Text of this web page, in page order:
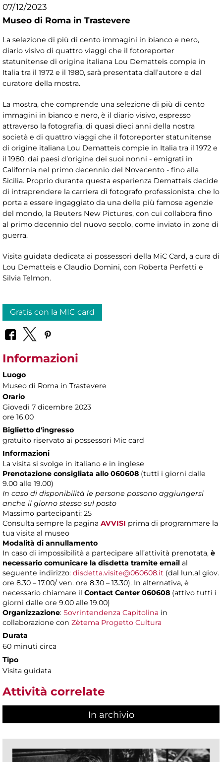
07/12/2023
Museo di Roma in Trastevere
La selezione di più di cento immagini in bianco e nero,
diario visivo di quattro viaggi che il fotoreporter
statunitense di origine italiana Lou Dematteis compie in
Italia tra il 1972 e il 1980, sarà presentata dall’autore e dal
curatore della mostra.
La mostra, che comprende una selezione di più di cento
immagini in bianco e nero, è il diario visivo, espresso
attraverso la fotografia, di quasi dieci anni della nostra
società e di quattro viaggi che il fotoreporter statunitense
di origine italiana Lou Dematteis compie in Italia tra il 1972 e
il 1980, dai paesi d’origine dei suoi nonni - emigrati in
California nel primo decennio del Novecento - fino alla
Sicilia. Proprio durante questa esperienza Dematteis decide
di intraprendere la carriera di fotografo professionista, che lo
porta a essere ingaggiato da una delle più famose agenzie
del mondo, la Reuters New Pictures, con cui collabora fino
al primo decennio del nuovo secolo, come inviato in zone di
guerra.
Visita guidata dedicata ai possessori della MiC Card, a cura di
Lou Dematteis e Claudio Domini, con Roberta Perfetti e
Silvia Telmon.
Gratis con la MIC card
Informazioni
Luogo
Museo di Roma in Trastevere
Orario
Giovedì 7 dicembre 2023
ore 16.00
Biglietto d'ingresso
gratuito riservato ai possessori Mic card
Informazioni
La visita si svolge in italiano e in inglese
Prenotazione consigliata allo 060608 (tutti i giorni dalle
9.00 alle 19.00)
In caso di disponibilità le persone possono aggiungersi
anche il giorno stesso sul posto
Massimo partecipanti: 25
Consulta sempre la pagina AVVISI prima di programmare la
tua visita al museo
Modalità di annullamento
In caso di impossibilità a partecipare all’attività prenotata, è
necessario comunicare la disdetta tramite email al
seguente indirizzo: disdetta.visite@060608.it (dal lun.al giov.
ore 8.30 – 17.00/ ven. ore 8.30 – 13.30). In alternativa, è
necessario chiamare il Contact Center 060608 (attivo tutti i
giorni dalle ore 9.00 alle 19.00)
Organizzazione: Sovrintendenza Capitolina in
collaborazione con Zètema Progetto Cultura
Durata
60 minuti circa
Tipo
Visita guidata
Attività correlate
In archivio